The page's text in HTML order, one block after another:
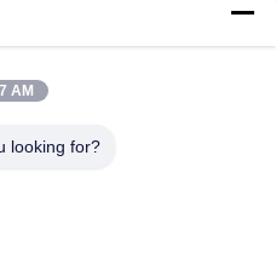
IN VERBINDUNG
AM
looking for?